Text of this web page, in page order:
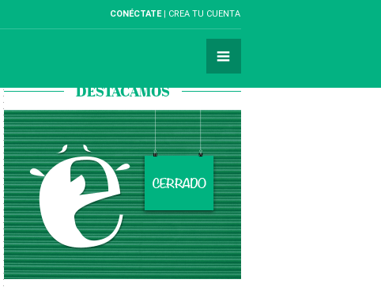
CONÉCTATE CREA TU CUENTA
DESTACAMOS